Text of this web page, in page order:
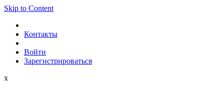
Skip to Content
Контакты
Войти
Зарегистрироваться
x